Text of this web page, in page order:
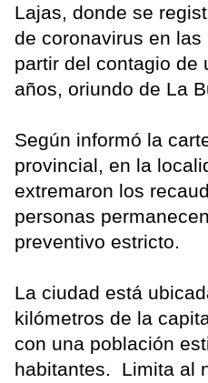
Lajas, donde se
de coronavirus en
partir del contagio de
años, oriundo de La
Según informó la
provincial, en la
extremaron los
personas
preventivo estricto.
La ciudad está
kilómetros de la
con una población
habitantes. Limita al